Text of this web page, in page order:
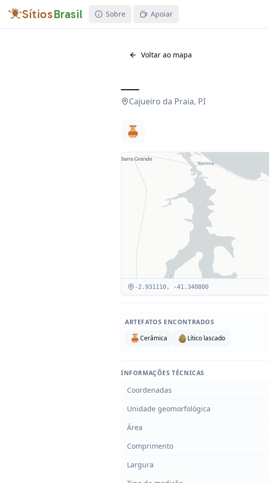
SítiosBrasil Sobre Apoiar
Voltar ao mapa
Cajueiro da Praia, PI
-2.931110, -41.340800
ARTEFATOS ENCONTRADOS
Cerâmica
Lítico lascado
INFORMAÇÕES TÉCNICAS
Coordenadas
Unidade geomorfológica
Área
Comprimento
Largura